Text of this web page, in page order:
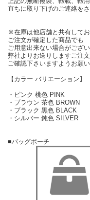
直ちに取り下げのご連絡を
※在庫は他店舗と共有してお
ご注文が確定した商品でも
ご用意出来ない場合がござい
弊社よりお送りしますご注
ご確認下さいますようお願い
【カラー バリエーション】
・ピンク 桃色 PINK
・ブラウン 茶色 BROWN
・ブラック 黒色 BLACK
・シルバー 鈍色 SILVER
■バッグポーチ